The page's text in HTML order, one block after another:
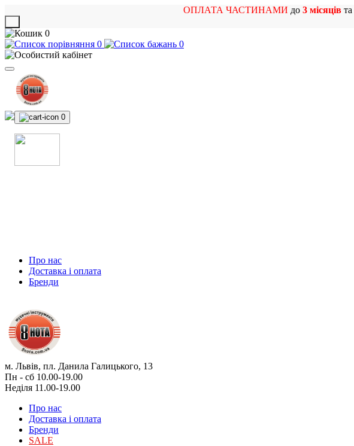
ОПЛАТА ЧАСТИНАМИ до 3 місяцівта
0
0
0
0
Про нас
Доставка і оплата
Бренди
м. Львів, пл. Данила Галицького, 13
Пн - сб 10.00-19.00
Неділя 11.00-19.00
Про нас
Доставка і оплата
Бренди
SALE